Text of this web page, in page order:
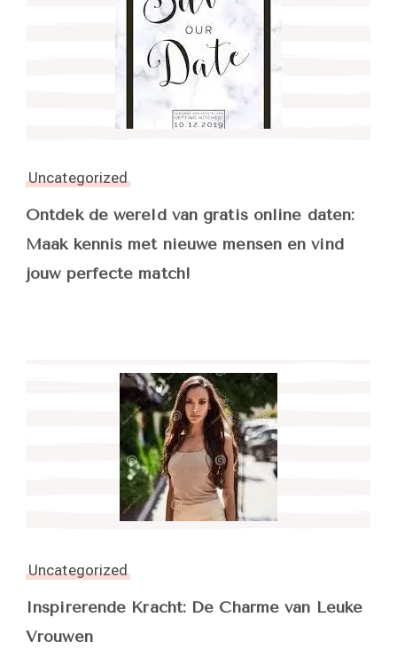
Uncategorized
Ontdek de wereld van gratis online daten:
Maak kennis met nieuwe mensen en vind
jouw perfecte match!
Uncategorized
Inspirerende Kracht: De Charme van Leuke
Vrouwen